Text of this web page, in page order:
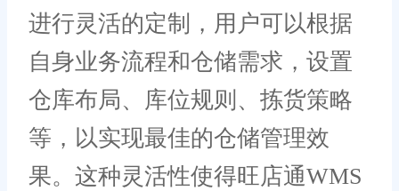
进行灵活的定制，用户可以根据
自身业务流程和仓储需求，设置
仓库布局、库位规则、拣货策略
等，以实现最佳的仓储管理效
果。这种灵活性使得旺店通WMS